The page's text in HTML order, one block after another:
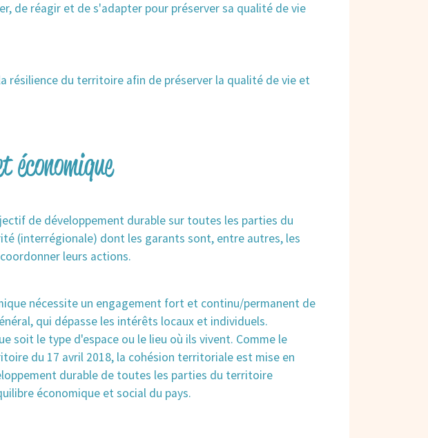
de réagir et de s'adapter pour préserver sa qualité de vie
résilience du territoire afin de préserver la qualité de vie et
de développement durable sur toutes les parties du
(interrégionale) dont les garants sont, entre autres, les
leurs actions.
nécessite un engagement fort et continu/permanent de
qui dépasse les intérêts locaux et individuels.
soit le type d'espace ou le lieu où ils vivent. Comme le
du 17 avril 2018, la cohésion territoriale est mise en
durable de toutes les parties du territoire
économique et social du pays.